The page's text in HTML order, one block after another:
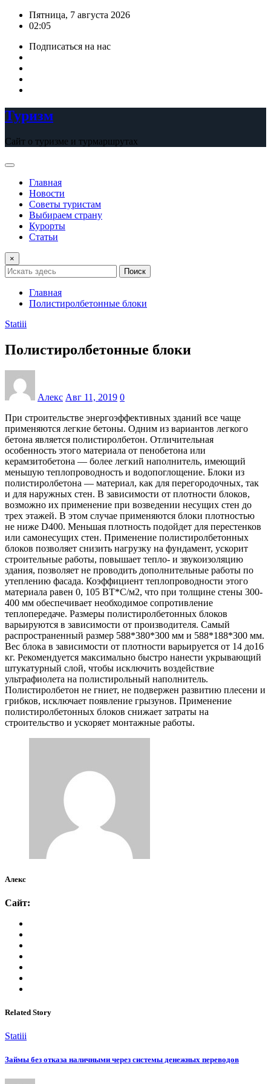
ПерейтиПятница, 7 августа 2026
02:05
Подписаться на нас
Туризм
Сайт о туризме и турмаршрутах
Главная
Новости
Советы туристам
Выбираем страну
Курорты
Статьи
×
Поиск
Главная
Полистиролбетонные блоки
Statiii
Полистиролбетонные блоки
Алекс Авг 11, 2019 0
При строительстве энергоэффективных зданий все чаще
применяются легкие бетоны. Одним из вариантов легкого
бетона является полистиролбетон. Отличительная
особенность этого материала от пенобетона или
керамзитобетона — более легкий наполнитель, имеющий
меньшую теплопроводность и водопоглощение. Блоки из
полистиролбетона — материал, как для перегородочных, так
и для наружных стен. В зависимости от плотности блоков,
возможно их применение при возведении несущих стен до
трех этажей. В этом случае применяются блоки плотностью
не ниже D400. Меньшая плотность подойдет для перестенков
или самонесущих стен. Применение полистиролбетонных
блоков позволяет снизить нагрузку на фундамент, ускорит
строительные работы, повышает тепло- и звукоизоляцию
здания, позволяет не проводить дополнительные работы по
утеплению фасада. Коэффициент теплопроводности этого
материала равен 0, 105 ВТ*С/м2, что при толщине стены 300-
400 мм обеспечивает необходимое сопротивление
теплопередаче. Размеры полистиролбетонных блоков
варьируются в зависимости от производителя. Самый
распространенный размер 588*380*300 мм и 588*188*300 мм.
Вес блока в зависимости от плотности варьируется от 14 до16
кг. Рекомендуется максимально быстро нанести укрывающий
штукатурный слой, чтобы исключить воздействие
ультрафиолета на полистирольный наполнитель.
Полистиролбетон не гниет, не подвержен развитию плесени и
грибков, исключает появление грызунов. Применение
полистиролбетонных блоков снижает затраты на
строительство и ускоряет монтажные работы.
Алекс
Сайт:
Related Story
Statiii
Займы без отказа наличными через системы денежных переводов